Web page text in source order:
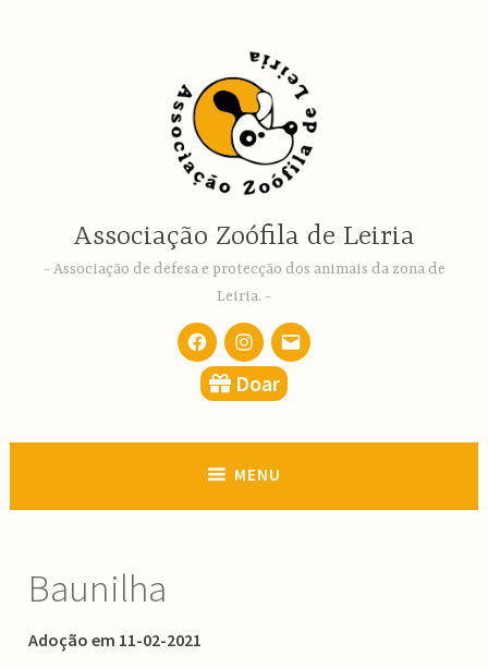
Associação Zoófila de Leiria
Associação de defesa e protecção dos animais da zona de
Leiria.
FacebookInstagram
email
Doar
MENU
Baunilha
Adoção em 11-02-2021